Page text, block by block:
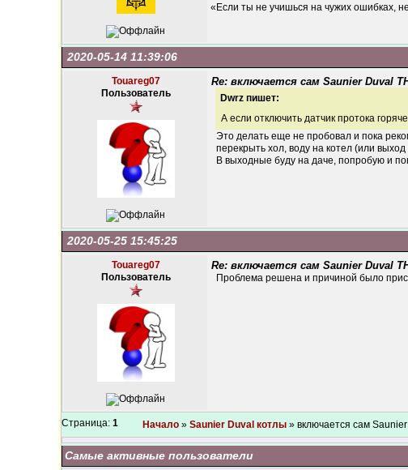
«Если ты не учишься на чужих ошибках,
2020-05-14 11:39:06
Touareg07
Пользователь
Re: включается сам Saunier Duval
Dwrz пишет:
А если отключить датчик протока
Это делать еще не пробовал и пока
перекрыть хол, воду на котел (или
В выходные буду на даче, попробую и
2020-05-25 15:45:25
Touareg07
Пользователь
Re: включается сам Saunier Duval
Проблема решена и причиной было
Страница: 1 Начало » Saunier Duval котлы » включается сам
Самые активные пользователи